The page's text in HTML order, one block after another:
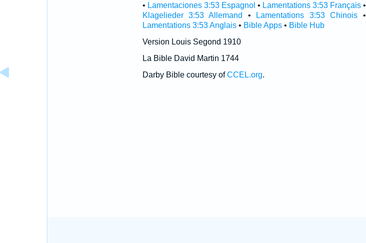
• Lamentaciones 3:53 Espagnol • Lamentations 3:53 Français•
Klagelieder 3:53 Allemand
• Lamentations 3:53 Chinois •
Lamentations 3:53 Anglais• Bible Apps• Bible Hub
Version Louis Segond 1910
La Bible David Martin 1744
Darby Bible courtesy ofCCEL.org.